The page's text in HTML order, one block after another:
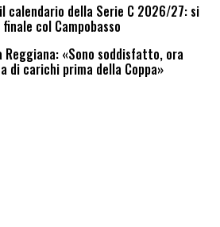
calendario della Serie C 2026/27: si
col Campobasso
Reggiana: «Sono soddisfatto, ora
di carichi prima della Coppa»